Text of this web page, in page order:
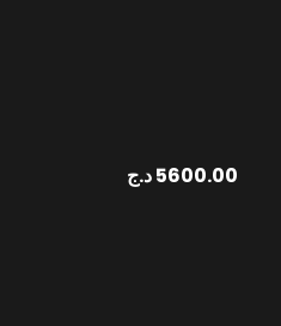
5600.00د.ج